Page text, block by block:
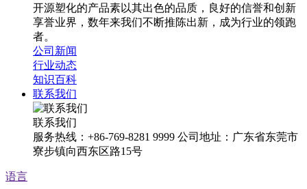
开源塑化的产品素以其出色的品质，良好的信誉和创新
享誉业界，数年来我们不断推陈出新，成为行业的领跑
者。
公司新闻
行业动态
知识百科
联系我们
联系我们
服务热线：+86-769-8281 9999 公司地址：广东省东莞市
寮步镇向西东区路15号
语言